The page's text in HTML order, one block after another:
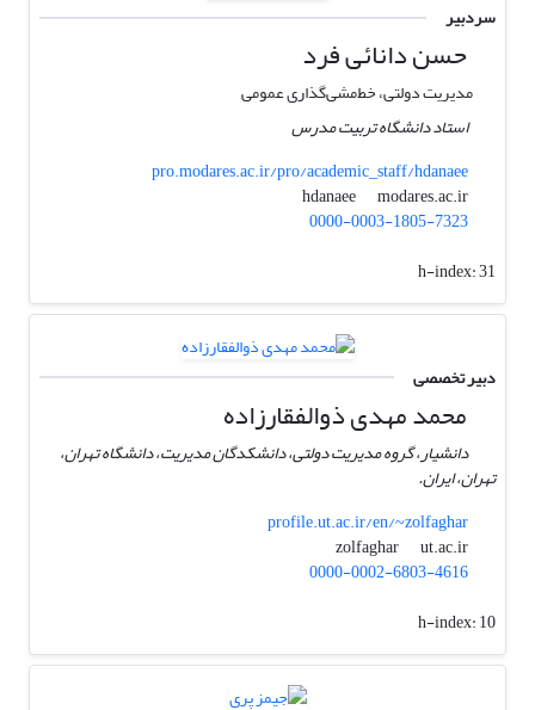
سردبیر
حسن دانائی فرد
مدیریت دولتی، خط‌مشی‌گذاری عمومی
استاد دانشگاه تربیت مدرس
pro.modares.ac.ir/pro/academic_staff/hdanaee
hdanaee
modares.ac.ir
0000-0003-1805-7323
h-index:31
دبیر تخصصی
محمد مهدی ذوالفقارزاده
دانشیار، گروه مدیریت دولتی، دانشکدگان مدیریت، دانشگاه تهران،
تهران، ایران.
profile.ut.ac.ir/en/~zolfaghar
zolfaghar
ut.ac.ir
0000-0002-6803-4616
h-index:10